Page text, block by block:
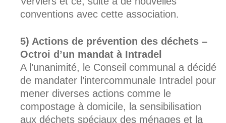
conventions avec cette association.
Actions de prévention des déchets –
Octroi d’un mandat à Intradel
A l’unanimité, le Conseil communal a décidé
de mandater l’intercommunale Intradel pour
mener diverses actions comme le
compostage à domicile, la sensibilisation
aux déchets spéciaux des ménages et la